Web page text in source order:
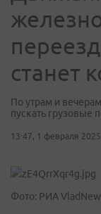
станет
По утрам и
пускать грузовые
13:47, 1 февраля 2025
Фото: РИА